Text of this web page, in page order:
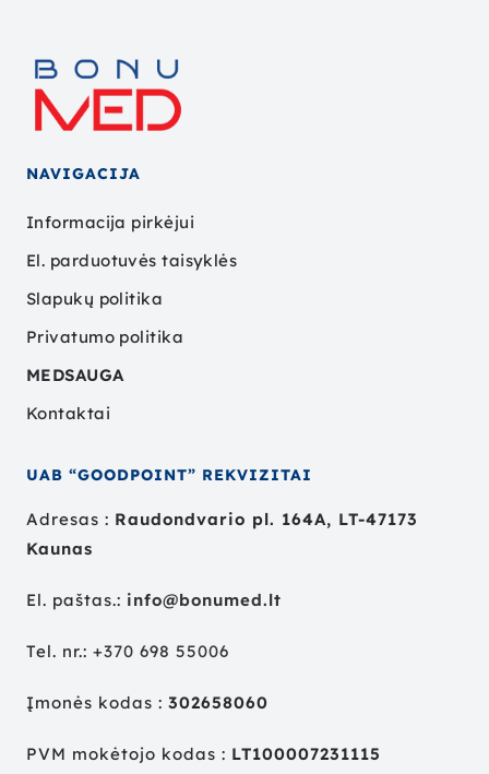
NAVIGACIJA
Informacija pirkėjui
El. parduotuvės taisyklės
Slapukų politika
Privatumo politika
MEDSAUGA
Kontaktai
UAB “GOODPOINT” REKVIZITAI
Adresas : Raudondvario pl. 164A, LT-47173
Kaunas
El. paštas.: info@bonumed.lt
Tel. nr.: +370 698 55006
Įmonės kodas : 302658060
PVM mokėtojo kodas : LT100007231115